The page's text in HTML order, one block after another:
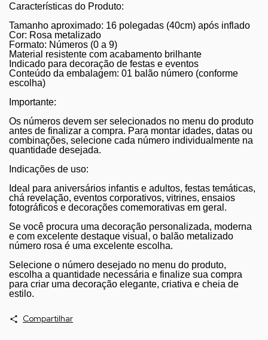
Características do Produto:
Tamanho aproximado: 16 polegadas (40cm) após inflado
Cor: Rosa metalizado
Formato: Números (0 a 9)
Material resistente com acabamento brilhante
Indicado para decoração de festas e eventos
Conteúdo da embalagem: 01 balão número (conforme
escolha)
Importante:
Os números devem ser selecionados no menu do produto
antes de finalizar a compra. Para montar idades, datas ou
combinações, selecione cada número individualmente na
quantidade desejada.
Indicações de uso:
Ideal para aniversários infantis e adultos, festas temáticas,
chá revelação, eventos corporativos, vitrines, ensaios
fotográficos e decorações comemorativas em geral.
Se você procura uma decoração personalizada, moderna
e com excelente destaque visual, o balão metalizado
número rosa é uma excelente escolha.
Selecione o número desejado no menu do produto,
escolha a quantidade necessária e finalize sua compra
para criar uma decoração elegante, criativa e cheia de
estilo.
Compartilhar